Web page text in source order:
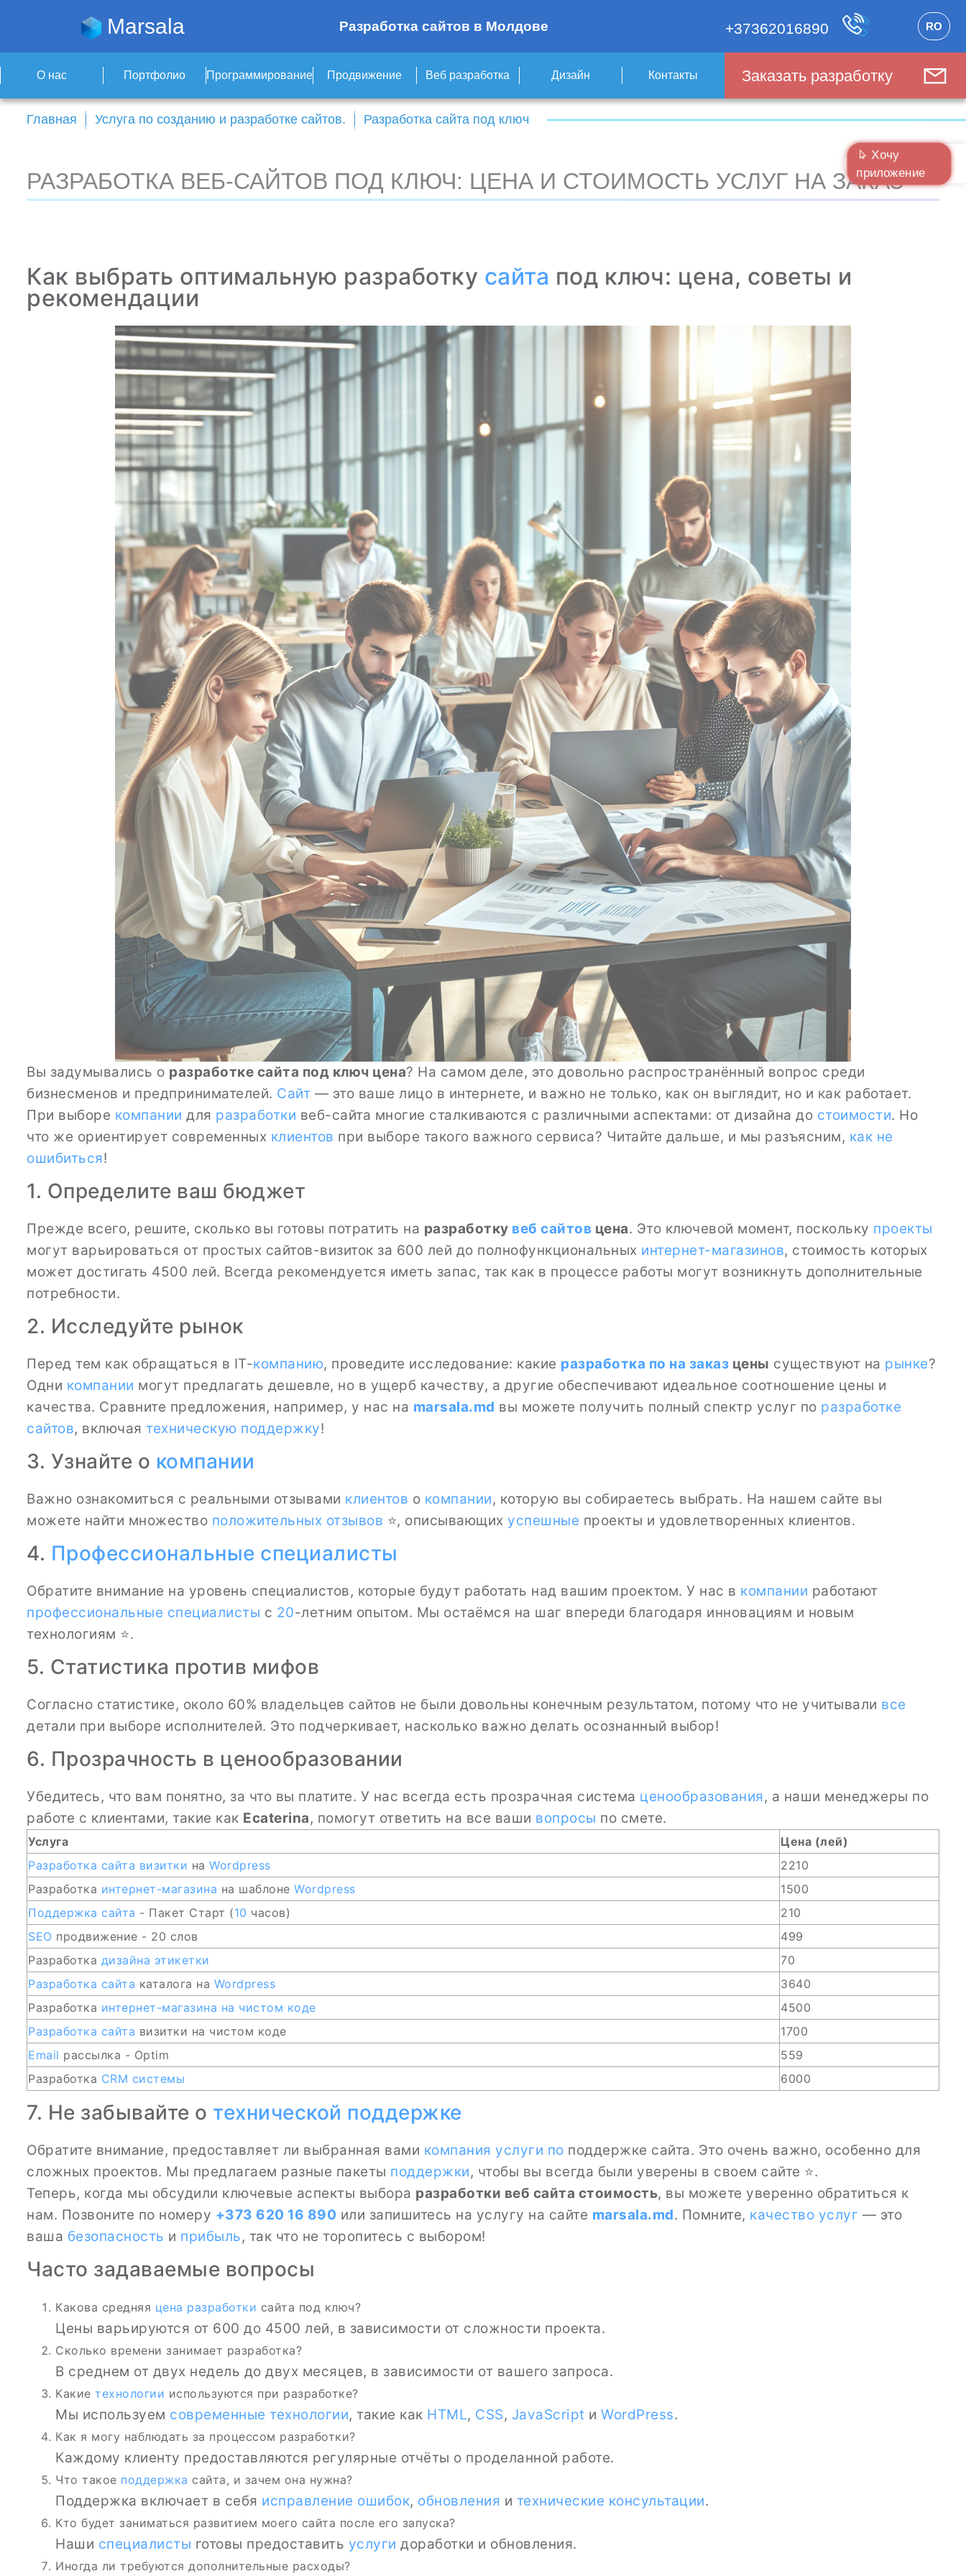
Marsala Разработка сайтов в Молдове +37362016890 RO
О нас Портфолио Программирование Продвижение Веб разработка Дизайн Контакты Заказать разработку
Главная Услуга по созданию и разработке сайтов. Разработка сайта под ключ
РАЗРАБОТКА ВЕБ-САЙТОВ ПОД КЛЮЧ: ЦЕНА И СТОИМОСТЬ УСЛУГ НА ЗАКАЗ
Как выбрать оптимальную разработку сайта под ключ: цена, советы и
рекомендации
Вы задумывались о разработке сайта под ключ цена? На самом деле, это довольно распространённый вопрос среди
бизнесменов и предпринимателей. Сайт — это ваше лицо в интернете, и важно не только, как он выглядит, но и как работает.
При выборе компании для разработки веб-сайта многие сталкиваются с различными аспектами: от дизайна до стоимости. Но
что же ориентирует современных клиентов при выборе такого важного сервиса? Читайте дальше, и мы разъясним, как не
ошибиться!
1. Определите ваш бюджет
Прежде всего, решите, сколько вы готовы потратить на разработку веб сайтов цена. Это ключевой момент, поскольку проекты
могут варьироваться от простых сайтов-визиток за 600 лей до полнофункциональных интернет-магазинов, стоимость которых
может достигать 4500 лей. Всегда рекомендуется иметь запас, так как в процессе работы могут возникнуть дополнительные
потребности.
2. Исследуйте рынок
Перед тем как обращаться в IT-компанию, проведите исследование: какие разработка по на заказ цены существуют на рынке?
Одни компании могут предлагать дешевле, но в ущерб качеству, а другие обеспечивают идеальное соотношение цены и
качества. Сравните предложения, например, у нас на marsala.md вы можете получить полный спектр услуг по разработке
сайтов, включая техническую поддержку!
3. Узнайте о компании
Важно ознакомиться с реальными отзывами клиентов о компании, которую вы собираетесь выбрать. На нашем сайте вы
можете найти множество положительных отзывов ⭐, описывающих успешные проекты и удовлетворенных клиентов.
4. Профессиональные специалисты
Обратите внимание на уровень специалистов, которые будут работать над вашим проектом. У нас в компании работают
профессиональные специалисты с 20-летним опытом. Мы остаёмся на шаг впереди благодаря инновациям и новым
технологиям ⭐.
5. Статистика против мифов
Согласно статистике, около 60% владельцев сайтов не были довольны конечным результатом, потому что не учитывали все
детали при выборе исполнителей. Это подчеркивает, насколько важно делать осознанный выбор!
6. Прозрачность в ценообразовании
Убедитесь, что вам понятно, за что вы платите. У нас всегда есть прозрачная система ценообразования, а наши менеджеры по
работе с клиентами, такие как Ecaterina, помогут ответить на все ваши вопросы по смете.
Услуга
Цена (лей)
Разработка сайта визитки на Wordpress
2210
Разработка интернет-магазина на шаблоне Wordpress
1500
Поддержка сайта - Пакет Старт (10 часов)
210
SEO продвижение - 20 слов
499
Разработка дизайна этикетки
70
Разработка сайта каталога на Wordpress
3640
Разработка интернет-магазина на чистом коде
4500
Разработка сайта визитки на чистом коде
1700
Email рассылка - Optim
559
Разработка CRM системы 6000
7. Не забывайте о технической поддержке
Обратите внимание, предоставляет ли выбранная вами компания услуги по поддержке сайта. Это очень важно, особенно для
сложных проектов. Мы предлагаем разные пакеты поддержки, чтобы вы всегда были уверены в своем сайте ⭐.
Теперь, когда мы обсудили ключевые аспекты выбора разработки веб сайта стоимость, вы можете уверенно обратиться к
нам. Позвоните по номеру +373 620 16 890 или запишитесь на услугу на сайте marsala.md. Помните, качество услуг — это
ваша безопасность и прибыль, так что не торопитесь с выбором!
Часто задаваемые вопросы
Какова средняя цена разработки сайта под ключ?
Цены варьируются от 600 до 4500 лей, в зависимости от сложности проекта.
Сколько времени занимает разработка?
В среднем от двух недель до двух месяцев, в зависимости от вашего запроса.
Какие технологии используются при разработке?
Мы используем современные технологии, такие как HTML, CSS, JavaScript и WordPress.
Как я могу наблюдать за процессом разработки?
Каждому клиенту предоставляются регулярные отчёты о проделанной работе.
Что такое поддержка сайта, и зачем она нужна?
Поддержка включает в себя исправление ошибок, обновления и технические консультации.
Кто будет заниматься развитием моего сайта после его запуска?
Наши специалисты готовы предоставить услуги доработки и обновления.
Иногда ли требуются дополнительные расходы?
Хочу
приложение